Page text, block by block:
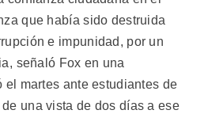
que había sido destruida
e impunidad, por un
señaló Fox en una
el martes ante estudiantes de
una vista de dos días a ese